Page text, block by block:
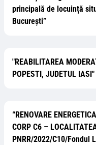
principală de locuinţă
București”
"REABILITAREA
POPESTI, JUDETUL IASI"
“RENOVARE
CORP C6 –
PNRR/2022/C10/Fondul